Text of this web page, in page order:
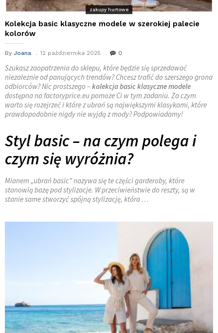
zakupy hurtowe
Kolekcja basic klasyczne modele w szerokiej palecie
kolorów
By Joana 12 października 2025 0
Szukasz zaopatrzenia do sklepu, które będzie się sprzedawać
niezależnie od panujących trendów? Chcesz trafić do szerszego grona
odbiorców? Nic prostszego –kolekcja basic klasyczne modele
dostępna na factoryprice.eu pomoże Ci w tym zadaniu. Za czym
warto się rozejrzeć i które z ubrań są największymi klasykami, które
prawdopodobnie nigdy nie wyjdą z mody? Podpowiadamy!
Styl basic – na czym polega i
czym się wyróżnia?
Mianem „ubrań basic” nazywa się te części garderoby, które
stanowią bazę pod stylizacje. W przeciwieństwie do reszty, są w
stanie same stworzyć spójną stylizację, która …